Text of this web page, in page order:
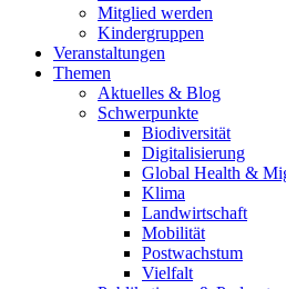
Mitglied werden
Kindergruppen
Veranstaltungen
Themen
Aktuelles & Blog
Schwerpunkte
Biodiversität
Digitalisierung
Global Health &
Klima
Landwirtschaft
Mobilität
Postwachstum
Vielfalt